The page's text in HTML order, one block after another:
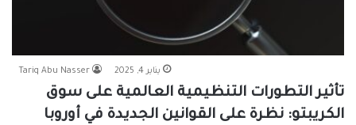
Tariq Abu Nasser يناير 4, 2025
تأثير التطورات التنظيمية العالمية على سوق
الكريبتو: نظرة على القوانين الجديدة في أوروبا